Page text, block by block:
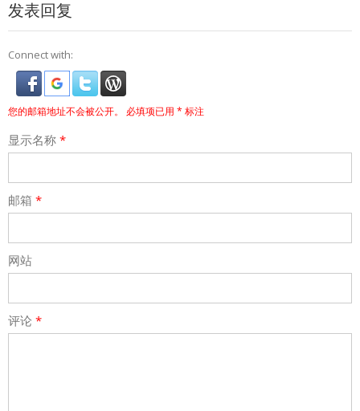
发表回复
Connect with:
您的邮箱地址不会被公开。 必填项已用 * 标注
显示名称 *
邮箱 *
网站
评论 *